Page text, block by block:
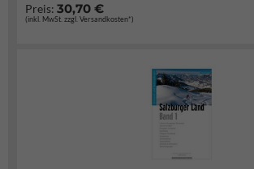
Preis: 30,70 €
(inkl. MwSt. zzgl. Versandkosten*)